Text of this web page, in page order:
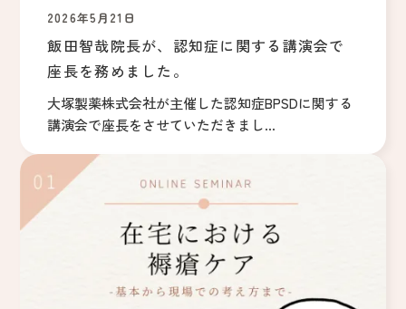
2026年5月21日
飯田智哉院長が、認知症に関する講演会で
座長を務めました。
大塚製薬株式会社が主催した認知症BPSDに関する
講演会で座長をさせていただきまし...